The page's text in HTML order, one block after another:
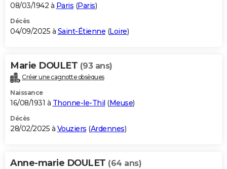
08/03/1942 à Paris (Paris)
Décès
04/09/2025 à Saint-Étienne (Loire)
Marie DOULET (93 ans)
Créer une cagnotte obsèques
Naissance
16/08/1931 à Thonne-le-Thil (Meuse)
Décès
28/02/2025 à Vouziers (Ardennes)
Anne-marie DOULET (64 ans)